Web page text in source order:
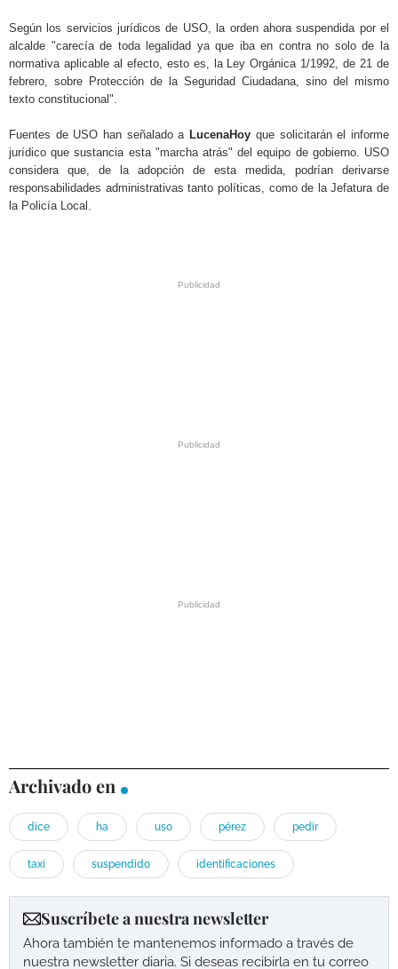
Según los servicios jurídicos de USO, la orden ahora suspendida por el
alcalde "carecía de toda legalidad ya que iba en contra no solo de la
normativa aplicable al efecto, esto es, la Ley Orgánica 1/1992, de 21 de
febrero, sobre Protección de la Seguridad Ciudadana, sino del mismo
texto constitucional".
Fuentes de USO han señalado a LucenaHoy que solicitarán el informe
jurídico que sustancia esta "marcha atrás" del equipo de gobierno. USO
considera que, de la adopción de esta medida, podrían derivarse
responsabilidades administrativas tanto políticas, como de la Jefatura de
la Policía Local.
Archivado en
dice ha uso pérez pedir
taxi suspendido identificaciones
Suscríbete a nuestra newsletter
Ahora también te mantenemos informado a través de
nuestra newsletter diaria. Si deseas recibirla en tu correo